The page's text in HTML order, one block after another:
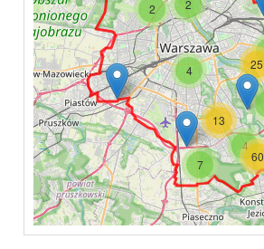
4
2
2
7
25
4
60
13